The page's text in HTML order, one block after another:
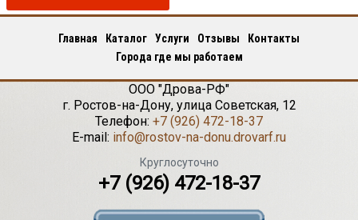
Главная Каталог Услуги Отзывы
Контакты
Города где мы работаем
ООО "Дрова-РФ"
г. Ростов-на-Дону, улица Советская, 12
Телефон: +7 (926) 472-18-37
E-mail: info@rostov-na-donu.drovarf.ru
Круглосуточно
+7 (926) 472-18-37